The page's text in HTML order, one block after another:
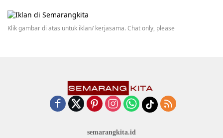
Klik gambar di atas untuk iklan/ kerjasama. Chat only, please
semarangkita.id